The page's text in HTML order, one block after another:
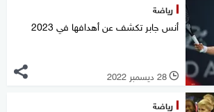
رياضة
أنس جابر تكشف عن أهدافها في 2023
l 28 ديسمبر 2022
رياضة